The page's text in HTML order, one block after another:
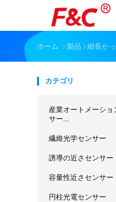
ホーム 製品 細長か
カテゴリ
産業オートメーショ
サー...
繊維光学センサー
誘導の近さセンサー
容量性近さセンサー
円柱光電センサー